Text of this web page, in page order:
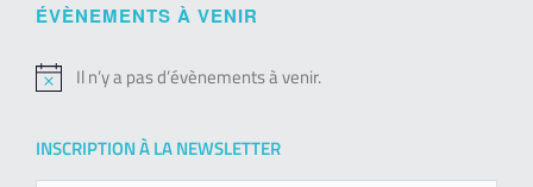
ÉVÈNEMENTS À VENIR
Notice
Il n’y a pas d’évènements à venir.
INSCRIPTION À LA NEWSLETTER